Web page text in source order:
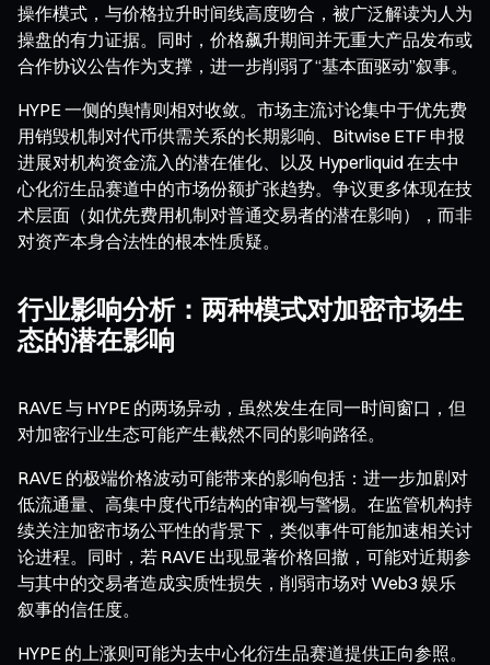
操作模式，与价格拉升时间线高度吻合，被广泛解读为人为
操盘的有力证据。同时，价格飙升期间并无重大产品发布或
合作协议公告作为支撑，进一步削弱了“基本面驱动”叙事。
HYPE 一侧的舆情则相对收敛。市场主流讨论集中于优先费
用销毁机制对代币供需关系的长期影响、Bitwise ETF 申报
进展对机构资金流入的潜在催化、以及 Hyperliquid 在去中
心化衍生品赛道中的市场份额扩张趋势。争议更多体现在技
术层面（如优先费用机制对普通交易者的潜在影响），而非
对资产本身合法性的根本性质疑。
行业影响分析：两种模式对加密市场生
态的潜在影响
RAVE 与 HYPE 的两场异动，虽然发生在同一时间窗口，但
对加密行业生态可能产生截然不同的影响路径。
RAVE 的极端价格波动可能带来的影响包括：进一步加剧对
低流通量、高集中度代币结构的审视与警惕。在监管机构持
续关注加密市场公平性的背景下，类似事件可能加速相关讨
论进程。同时，若 RAVE 出现显著价格回撤，可能对近期参
与其中的交易者造成实质性损失，削弱市场对 Web3 娱乐
叙事的信任度。
HYPE 的上涨则可能为去中心化衍生品赛道提供正向参照。